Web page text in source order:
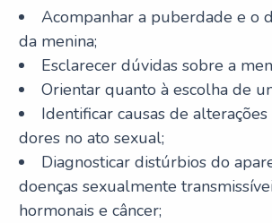
Acompanhar a puberdade e o
da menina;
Esclarecer dúvidas sobre a
Orientar quanto à escolha de
Identificar causas de
dores no ato sexual;
Diagnosticar distúrbios do
doenças sexualmente
hormonais e câncer;